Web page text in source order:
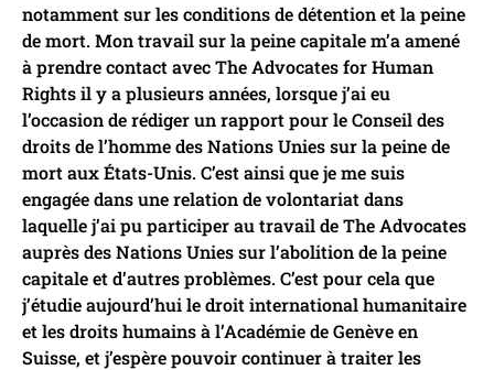
notamment sur les conditions de détention et la peine
de mort. Mon travail sur la peine capitale m’a amené
à prendre contact avec The Advocates for Human
Rights il y a plusieurs années, lorsque j’ai eu
l’occasion de rédiger un rapport pour le Conseil des
droits de l’homme des Nations Unies sur la peine de
mort aux États-Unis. C’est ainsi que je me suis
engagée dans une relation de volontariat dans
laquelle j’ai pu participer au travail de The Advocates
auprès des Nations Unies sur l’abolition de la peine
capitale et d’autres problèmes. C’est pour cela que
j’étudie aujourd’hui le droit international humanitaire
et les droits humains à l’Académie de Genève en
Suisse, et j’espère pouvoir continuer à traiter les